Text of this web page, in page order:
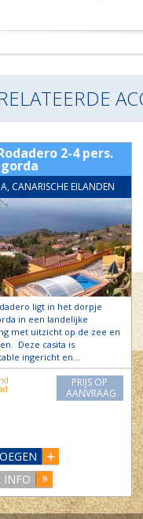
2-4 pers.
CANARISCHE EILANDEN
ligt in het dorpje
in een landelijke
met uitzicht op de zee en
Deze casita is
ingericht en…
PRIJS OP
AANVRAAG
INFO